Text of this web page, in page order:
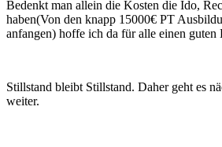
Bedenkt man allein die Kosten die Ido,
haben(Von den knapp 15000€ PT
anfangen) hoffe ich da für alle einen guten
Stillstand bleibt Stillstand. Daher geht es
weiter.